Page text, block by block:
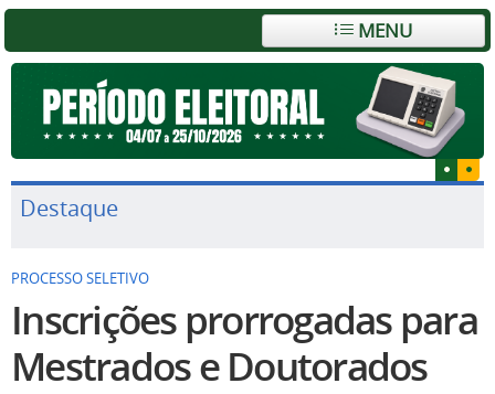
MENU
Destaque
PROCESSO SELETIVO
Inscrições prorrogadas para
Mestrados e Doutorados